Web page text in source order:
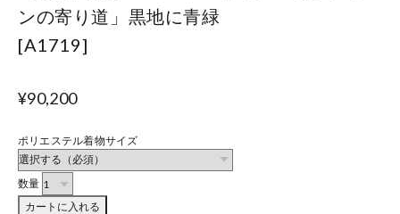
ンの寄り道」黒地に青緑
[A1719]
¥90,200
ポリエステル着物サイズ
数量
カートに入れる